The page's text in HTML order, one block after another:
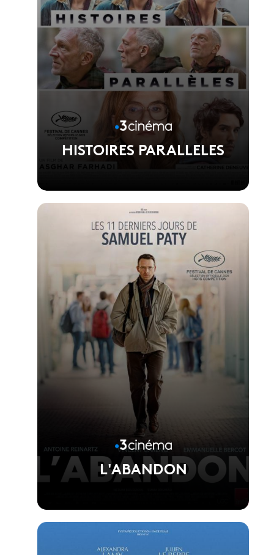
HISTOIRES PARALLELES
Réalisé par Asghar Farhadi
Voir la fiche du film
L'ABANDON